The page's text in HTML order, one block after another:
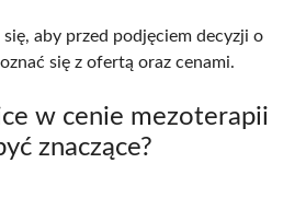
aby przed podjęciem decyzji o
się z ofertą oraz cenami.
w cenie mezoterapii
znaczące?